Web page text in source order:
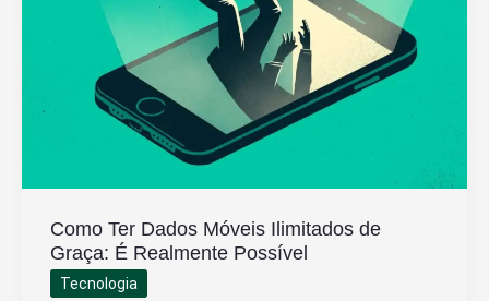
Simples
Como Ter Dados Móveis Ilimitados de
Graça: É Realmente Possível
Tecnologia